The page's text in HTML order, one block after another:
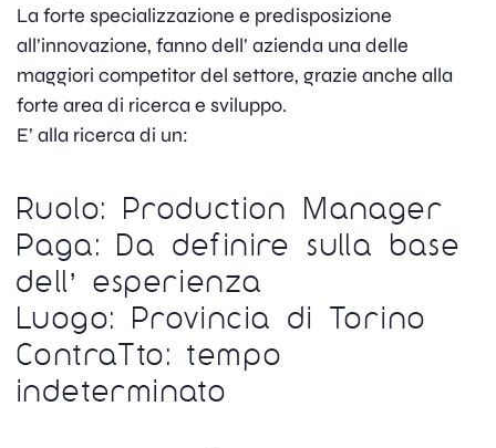
La forte specializzazione e predisposizione
all’innovazione, fanno dell’ azienda una delle
maggiori competitor del settore, grazie anche alla
forte area di ricerca e sviluppo.
E’ alla ricerca di un:
Ruolo: Production Manager
Paga: Da definire sulla base
dell’ esperienza
Luogo: Provincia di Torino
ContraTto: tempo
indeterminato